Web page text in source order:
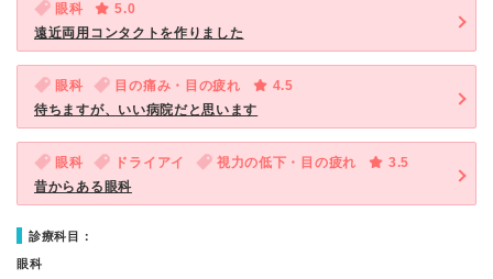
眼科
5.0
遠近両用コンタクトを作りました
眼科 目の痛み・目の疲れ
4.5
待ちますが、いい病院だと思います
眼科 ドライアイ 視力の低下・目の疲れ
3.5
昔からある眼科
診療科目：
眼科